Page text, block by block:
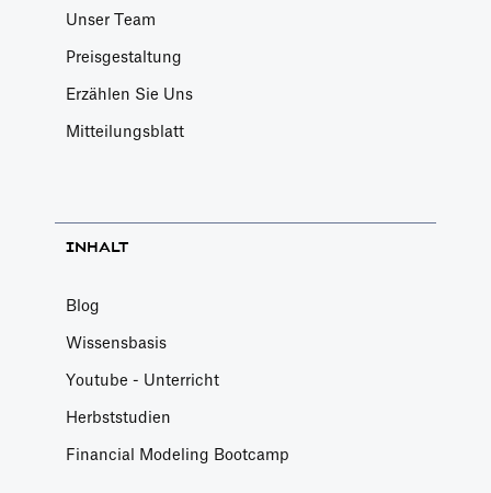
Unser Team
Preisgestaltung
Erzählen Sie Uns
Mitteilungsblatt
INHALT
Blog
Wissensbasis
Youtube - Unterricht
Herbststudien
Financial Modeling Bootcamp